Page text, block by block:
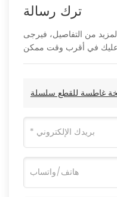
ترك رسالة
من التفاصيل، فيرجى